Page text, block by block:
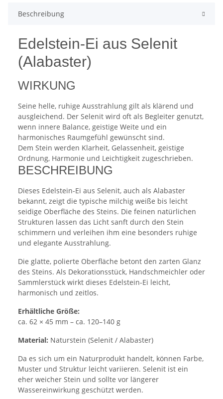
Beschreibung
Edelstein-Ei aus Selenit
(Alabaster)
WIRKUNG
Seine helle, ruhige Ausstrahlung gilt als klärend und
ausgleichend. Der Selenit wird oft als Begleiter genutzt,
wenn innere Balance, geistige Weite und ein
harmonisches Raumgefühl gewünscht sind.
Dem Stein werden Klarheit, Gelassenheit, geistige
Ordnung, Harmonie und Leichtigkeit zugeschrieben.
BESCHREIBUNG
Dieses Edelstein-Ei aus Selenit, auch als Alabaster
bekannt, zeigt die typische milchig weiße bis leicht
seidige Oberfläche des Steins. Die feinen natürlichen
Strukturen lassen das Licht sanft durch den Stein
schimmern und verleihen ihm eine besonders ruhige
und elegante Ausstrahlung.
Die glatte, polierte Oberfläche betont den zarten Glanz
des Steins. Als Dekorationsstück, Handschmeichler oder
Sammlerstück wirkt dieses Edelstein-Ei leicht,
harmonisch und zeitlos.
Erhältliche Größe:
ca. 62 × 45 mm – ca. 120–140 g
Material: Naturstein (Selenit / Alabaster)
Da es sich um ein Naturprodukt handelt, können Farbe,
Muster und Struktur leicht variieren. Selenit ist ein
eher weicher Stein und sollte vor längerer
Wassereinwirkung geschützt werden.